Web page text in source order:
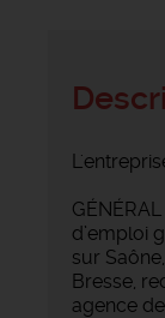
d’emploi
sur
Bresse,
agence de